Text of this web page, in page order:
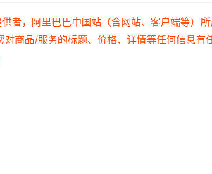
者，阿里巴巴中国站（含网站、客户端等
商品/服务的标题、价格、详情等任何信息